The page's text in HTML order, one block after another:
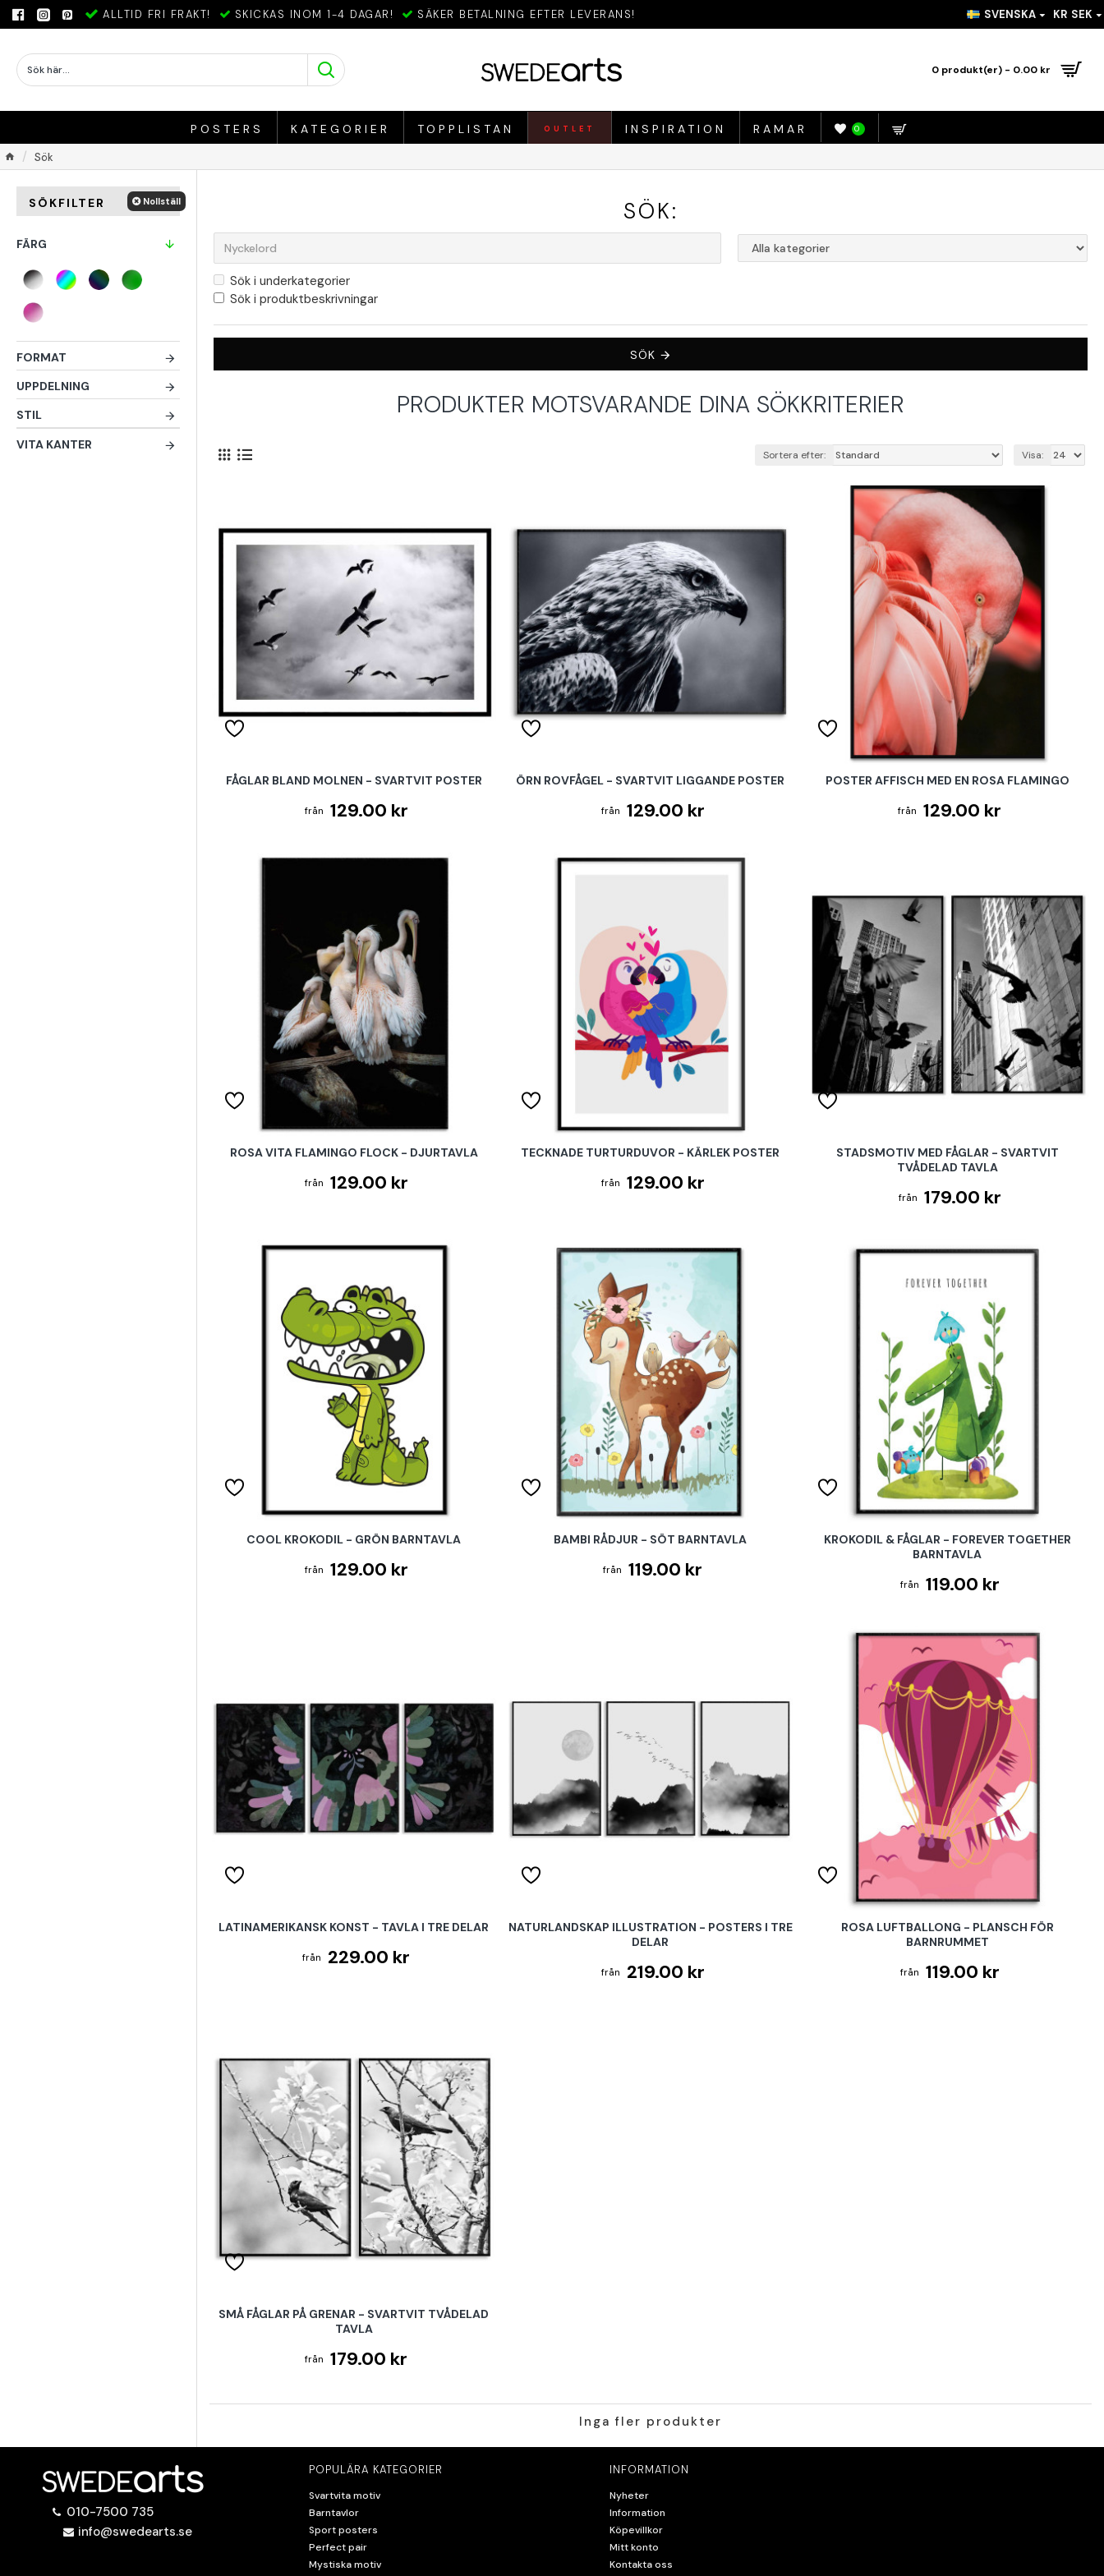
ALLTID FRI FRAKT! SKICKAS INOM 1-4 DAGAR! SÄKER BETALNING EFTER LEVERANS! SVENSKA KR SEK
0 produkt(er) - 0.00 kr
POSTERS KATEGORIER TOPPLISTAN OUTLET INSPIRATION RAMAR 0
Sök
SÖKFILTER Nollställ
FÄRG
FORMAT
VITA KANTER
UPPDELNING
STIL
SÖK:
Sök i underkategorier
Sök i produktbeskrivningar
SÖK
PRODUKTER MOTSVARANDE DINA SÖKKRITERIER
Sortera efter: Visa:
FÅGLAR BLAND MOLNEN - SVARTVIT POSTER
129.00 kr
ÖRN ROVFÅGEL - SVARTVIT LIGGANDE POSTER
129.00 kr
POSTER AFFISCH MED EN ROSA FLAMINGO
129.00 kr
ROSA VITA FLAMINGO FLOCK - DJURTAVLA
129.00 kr
TECKNADE TURTURDUVOR - KÄRLEK POSTER
129.00 kr
STADSMOTIV MED FÅGLAR - SVARTVIT
TVÅDELAD TAVLA
179.00 kr
COOL KROKODIL - GRÖN BARNTAVLA
129.00 kr
BAMBI RÅDJUR - SÖT BARNTAVLA
119.00 kr
KROKODIL & FÅGLAR - FOREVER TOGETHER
BARNTAVLA
119.00 kr
LATINAMERIKANSK KONST - TAVLA I TRE DELAR
229.00 kr
NATURLANDSKAP ILLUSTRATION - POSTERS I TRE
DELAR
219.00 kr
ROSA LUFTBALLONG - PLANSCH FÖR
BARNRUMMET
119.00 kr
SMÅ FÅGLAR PÅ GRENAR - SVARTVIT TVÅDELAD
TAVLA
179.00 kr
Inga fler produkter
010-7500 735
info@swedearts.se
POPULÄRA KATEGORIER
Svartvita motiv
Barntavlor
Sport posters
Perfect pair
Mystiska motiv
INFORMATION
Nyheter
Information
Köpevillkor
Mitt konto
Kontakta oss